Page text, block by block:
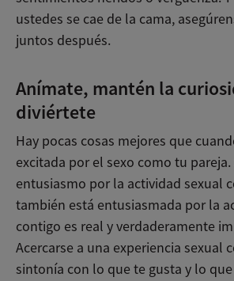
ustedes se cae de la cama,
juntos después.
Anímate, mantén la
diviértete
Hay pocas cosas mejores que
excitada por el sexo como tu
entusiasmo por la actividad sexual
también está entusiasmada por la
contigo es real y verdaderamente
Acercarse a una experiencia sexual
sintonía con lo que te gusta y lo